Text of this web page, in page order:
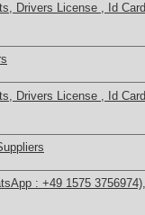
Drivers License , Id
Drivers License , Id
: +49 1575